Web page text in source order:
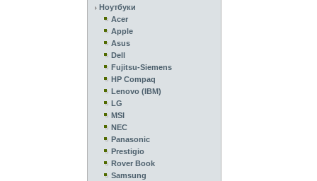
Ноутбуки
Acer
Apple
Asus
Dell
Fujitsu-Siemens
HP Compaq
Lenovo (IBM)
LG
MSI
NEC
Panasonic
Prestigio
Rover Book
Samsung